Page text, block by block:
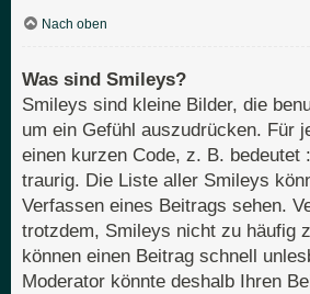
Nach oben
Was sind Smileys?
Smileys sind kleine Bilder, die
um ein Gefühl auszudrücken. Für
einen kurzen Code, z. B. bedeutet
traurig. Die Liste aller Smileys
Verfassen eines Beitrags sehen.
trotzdem, Smileys nicht zu häufig
können einen Beitrag schnell
Moderator könnte deshalb Ihren